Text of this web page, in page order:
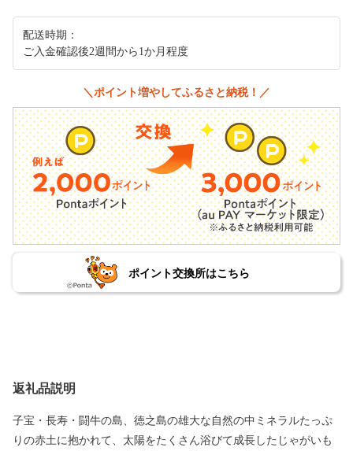
配送時期：
ご入金確認後2週間から1か月程度
＼ポイント増やしてふるさと納税！／
ポイント交換所はこちら
返礼品説明
子宝・長寿・闘牛の島、徳之島の雄大な自然の中ミネラルたっぷ
りの赤土に抱かれて、太陽をたくさん浴びて成長したじゃがいも